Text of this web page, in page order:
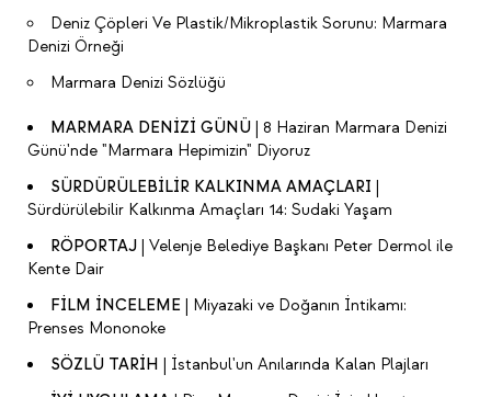
Deniz Çöpleri Ve Plastik/Mikroplastik Sorunu: Marmara
Denizi Örneği
Marmara Denizi Sözlüğü
MARMARA DENİZİ GÜNÜ| 8 Haziran Marmara Denizi
Günü'nde "Marmara Hepimizin" Diyoruz
SÜRDÜRÜLEBİLİR KALKINMA AMAÇLARI
Sürdürülebilir Kalkınma Amaçları 14: Sudaki Yaşam
RÖPORTAJ Velenje Belediye Başkanı Peter Dermol ile
Kente Dair
FİLM İNCELEME | Miyazaki ve Doğanın İntikamı:
Prenses Mononoke
SÖZLÜ TARİH | İstanbul'un Anılarında Kalan Plajları